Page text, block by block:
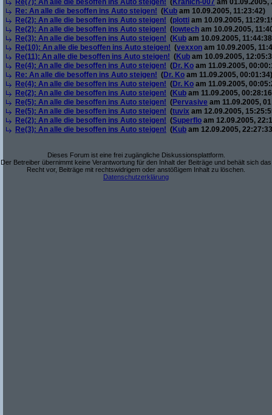
Re(7): An alle die besoffen ins Auto steigen! (Kranich-007 am 01.09.2005,
Re: An alle die besoffen ins Auto steigen! (Kub am 10.09.2005, 11:23:42)
Re(2): An alle die besoffen ins Auto steigen! (plotti am 10.09.2005,
Re(2): An alle die besoffen ins Auto steigen! ( lowtech am 10.09.2005,
Re(3): An alle die besoffen ins Auto steigen! (Kub am 10.09.2005,
Re(10): An alle die besoffen ins Auto steigen! (vexxon am 10.09.2005,
Re(11): An alle die besoffen ins Auto steigen! (Kub am 10.09.2005,
Re(4): An alle die besoffen ins Auto steigen! (Dr. Ko am 11.09.2005,
Re: An alle die besoffen ins Auto steigen! (Dr. Ko am 11.09.2005, 00:01:34)
Re(4): An alle die besoffen ins Auto steigen! (Dr. Ko am 11.09.2005,
Re(2): An alle die besoffen ins Auto steigen! (Kub am 11.09.2005,
Re(5): An alle die besoffen ins Auto steigen! (Pervasive am 11.09.2005,
Re(5): An alle die besoffen ins Auto steigen! (tuvix am 12.09.2005,
Re(2): An alle die besoffen ins Auto steigen! (Superflo am 12.09.2005,
Re(3): An alle die besoffen ins Auto steigen! (Kub am 12.09.2005,
Dieses Forum ist eine frei zugängliche Diskussionsplattform.
Der Betreiber übernimmt keine Verantwortung für den Inhalt der Beiträge und behält sich das
Recht vor, Beiträge mit rechtswidrigem oder anstößigem Inhalt zu löschen.
Datenschutzerklärung